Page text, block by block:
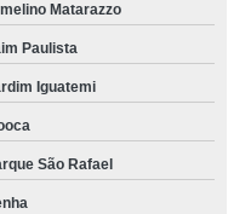
Matarazzo
Paulista
Iguatemi
São Rafael